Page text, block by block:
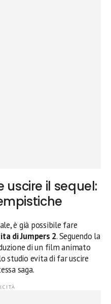
il sequel:
è già possibile fare
di Jumpers 2. Seguendo la
di un film animato
studio evita di far uscire
saga.